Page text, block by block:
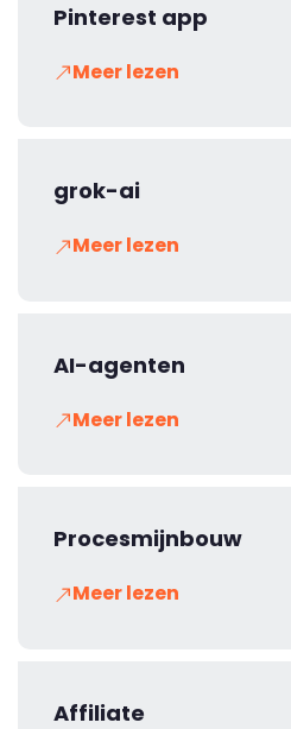
Pinterest app
Meer lezen
grok-ai
Meer lezen
AI-agenten
Meer lezen
Procesmijnbouw
Meer lezen
Affiliate